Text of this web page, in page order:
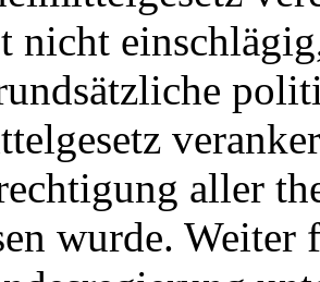
nicht
aller
wurde.